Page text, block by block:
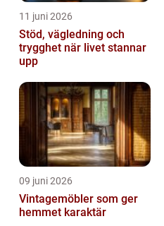
11 juni 2026
Stöd, vägledning och
trygghet när livet stannar
upp
09 juni 2026
Vintagemöbler som ger
hemmet karaktär